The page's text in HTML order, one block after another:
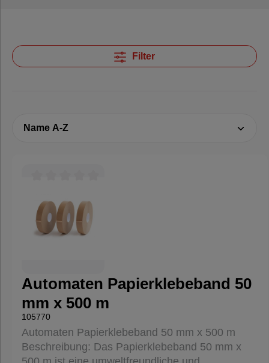
%
Sale
%
Filter
Automaten Papierklebeband 50
mm x 500 m
105770
Automaten Papierklebeband 50 mm x 500 m
Beschreibung: Das Papierklebeband 50 mm x